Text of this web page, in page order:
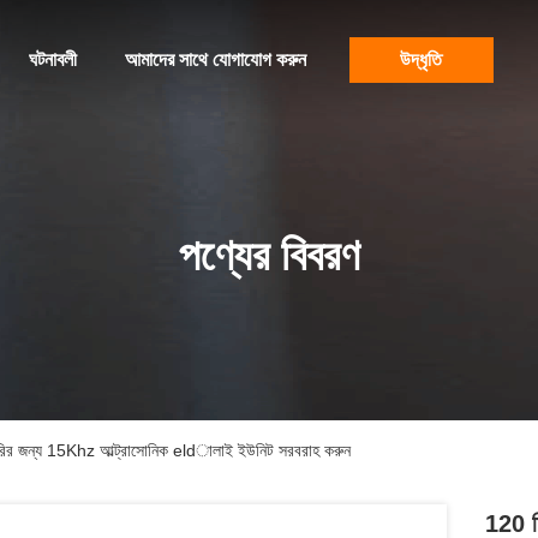
ঘটনাবলী আমাদের সাথে যোগাযোগ করুন উদ্ধৃতি
পণ্যের বিবরণ
জন্য 15Khz আল্ট্রাসোনিক eldালাই ইউনিট সরবরাহ করুন
120